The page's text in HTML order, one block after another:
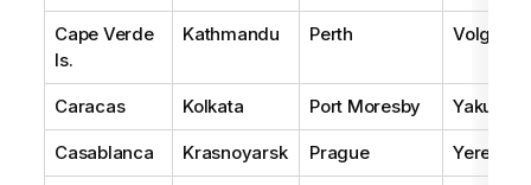
Cape Verde
Is.
Kathmandu Perth
Caracas Kolkata Port Moresby Yakutsk
Casablanca Krasnoyarsk Prague Yerevan